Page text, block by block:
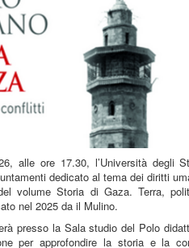
alle ore 17.30, l’Università degli
dedicato al tema dei diritti
volume Storia di Gaza. Terra,
nel 2025 da il Mulino.
presso la Sala studio del Polo
per approfondire la storia e la